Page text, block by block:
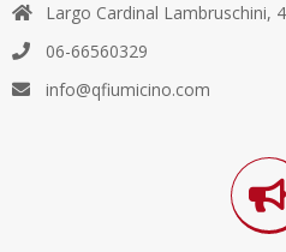
Largo Cardinal Lambruschini,
06-66560329
info@qfiumicino.com